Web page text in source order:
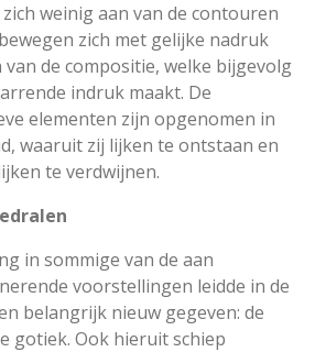
weinig aan van de contouren
zich met gelijke nadruk
de compositie, welke bijgevolg
indruk maakt. De
elementen zijn opgenomen in
waaruit zij lijken te ontstaan en
te verdwijnen.
in sommige van de aan
voorstellingen leidde in de
belangrijk nieuw gegeven: de
gotiek. Ook hieruit schiep